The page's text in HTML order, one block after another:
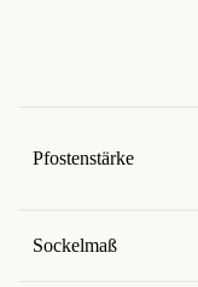
Pfostenstärke
Sockelmaß